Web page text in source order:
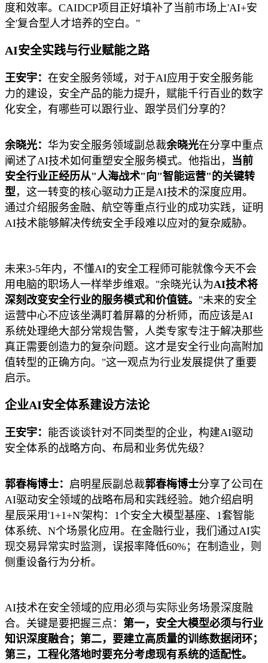
度和效率。CAIDCP项目正好填补了当前市场上'AI+安
全'复合型人才培养的空白。"
AI安全实践与行业赋能之路
王安宇： 在安全服务领域，对于AI应用于安全服务能
力的建设，安全产品的能力提升，赋能千行百业的数字
化安全，有哪些可以跟行业、跟学员们分享的？
余晓光： 华为安全服务领域副总裁余晓光在分享中重点
阐述了AI技术如何重塑安全服务模式。他指出， 当前
安全行业正经历从"人海战术"向"智能运营"的关键转
型，这一转变的核心驱动力正是AI技术的深度应用。
通过介绍服务金融、航空等重点行业的成功实践，证明
AI技术能够解决传统安全手段难以应对的复杂威胁。
未来3-5年内，不懂AI的安全工程师可能就像今天不会
用电脑的职场人一样举步维艰。"余晓光认为AI技术将
深刻改变安全行业的服务模式和价值链。 "未来的安全
运营中心不应该坐满盯着屏幕的分析师，而应该是AI
系统处理绝大部分常规告警，人类专家专注于解决那些
真正需要创造力的复杂问题。这才是安全行业向高附加
值转型的正确方向。"这一观点为行业发展提供了重要
启示。
企业AI安全体系建设方法论
王安宇： 能否谈谈针对不同类型的企业，构建AI驱动
安全体系的战略方向、布局和业务优先级？
郭春梅博士： 启明星辰副总裁郭春梅博士分享了公司在
AI驱动安全领域的战略布局和实践经验。她介绍启明
星辰采用'1+1+N'架构：1个安全大模型基座、1套智能
体系统、N个场景化应用。在金融行业，我们通过AI实
现交易异常实时监测，误报率降低60%；在制造业，则
侧重设备行为分析。
AI技术在安全领域的应用必须与实际业务场景深度融
合。关键是要把握三点： 第一，安全大模型必须与行业
知识深度融合；第二，要建立高质量的训练数据闭环；
第三，工程化落地时要充分考虑现有系统的适配性。